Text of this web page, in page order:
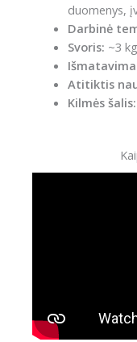
duomenys,
Darbinė
Svoris: ~3
Atitiktis
Kilmės šalis: